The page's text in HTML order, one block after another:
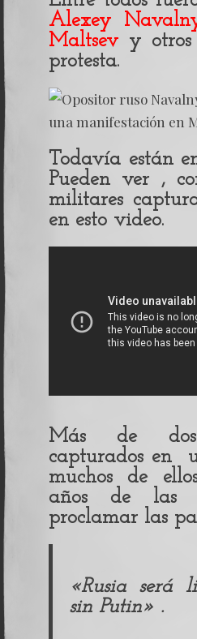
Alexey
Maltsev y
protesta.
Todavía están
Pueden ver ,
militares
en esto video.
Más de
capturados en
muchos de
años de las
proclamar las
«Rusia será
sin Putin» .